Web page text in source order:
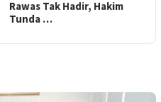
Rawas Tak Hadir, Hakim
Tunda …